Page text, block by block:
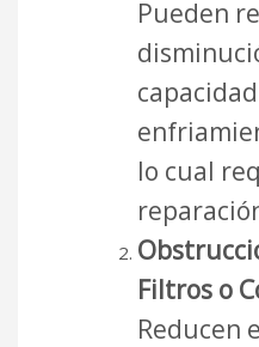
Pueden
lo cual
Filtros o
Reducen